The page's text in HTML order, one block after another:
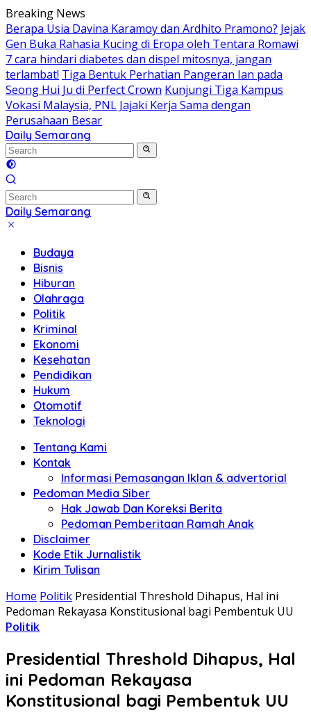
Skip
to
content
Breaking News
Berapa Usia Davina Karamoy dan Ardhito Pramono? Jejak
Gen Buka Rahasia Kucing di Eropa oleh Tentara Romawi
7 cara hindari diabetes dan dispel mitosnya, jangan
terlambat! Tiga Bentuk Perhatian Pangeran Ian pada
Seong Hui Ju di Perfect Crown Kunjungi Tiga Kampus
Vokasi Malaysia, PNL Jajaki Kerja Sama dengan
Perusahaan Besar
Daily Semarang
"Semarang
Hari
Ini:
Informasi
Terkini
untuk
Daily Semarang
"Semarang
Informasi
Terkini
untuk
Anda"
Budaya
Bisnis
Hiburan
Olahraga
Politik
Kriminal
Ekonomi
Kesehatan
Pendidikan
Hukum
Otomotif
Teknologi
Tentang Kami
Kontak
Informasi Pemasangan Iklan & advertorial
Pedoman Media Siber
Hak Jawab Dan Koreksi Berita
Pedoman Pemberitaan Ramah Anak
Disclaimer
Kode Etik Jurnalistik
Kirim Tulisan
Home Politik Presidential Threshold Dihapus, Hal ini
Pedoman Rekayasa Konstitusional bagi Pembentuk UU
Politik
Presidential Threshold Dihapus, Hal
ini Pedoman Rekayasa
Konstitusional bagi Pembentuk UU